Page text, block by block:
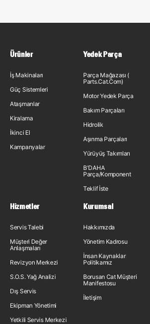
Ürünler
İş Makinaları
Güç Sistemleri
Ataşmanlar
Kiralama
İkinci El
Kampanyalar
Yedek Parça
Parça Mağazası (
Parts.Cat.Com)
Motor Yedek Parça
Bakım Parçaları
Hidrolik
Aşınma Parçaları
Yürüyüş Takımları
B'DAHA
Parça/Komponent
Teklif İste
Hizmetler
Servis Talebi
Müşteri Değer
Anlaşmaları
Revizyon Merkezi
S.O.S. Yağ Analizi
Dış Servis
Ekipman Yönetimi
Yetkili Servis Merkezi
Kurumsal
Hakkımızda
Yönetim Kadrosu
İnsan Kaynakları
Politikamız
Borusan Cat Müşteri
Manifestosu
İletişim